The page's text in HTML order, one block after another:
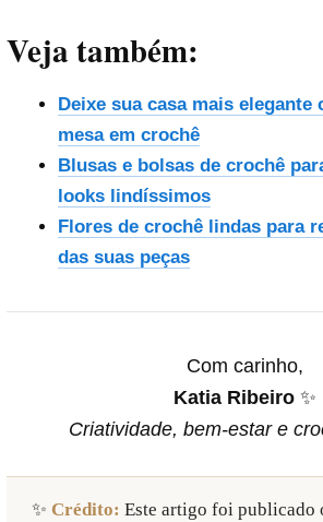
Reproduzir vídeo
Veja também:
Deixe sua casa mais elegante
mesa em crochê
Blusas e bolsas de crochê
looks lindíssimos
Flores de crochê lindas para
das suas peças
Com carinho,
Katia Ribeiro✨
Criatividade, bem-estar e
✨ Crédito: Este artigo foi publicado